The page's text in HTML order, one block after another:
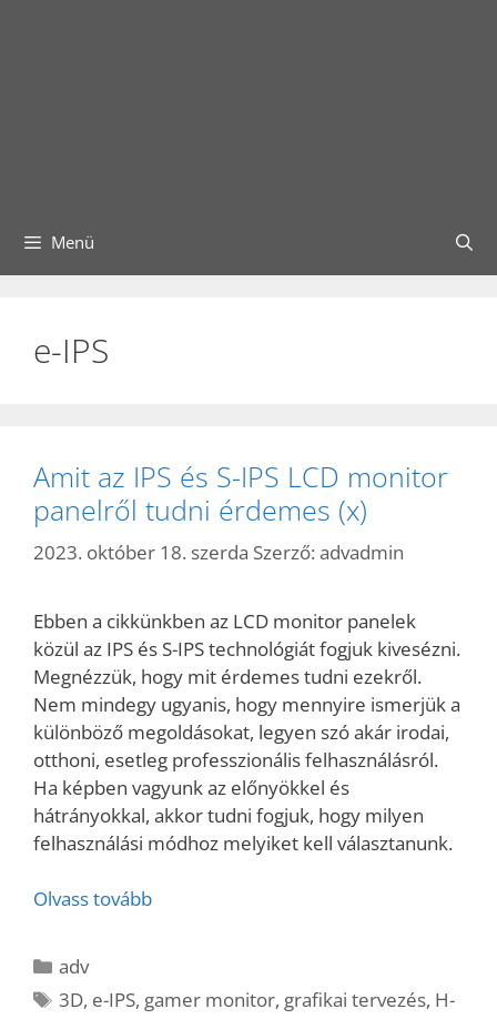
Menü
e-IPS
Amit az IPS és S-IPS LCD monitor
panelről tudni érdemes (x)
2023. október 18. szerda Szerző: advadmin
Ebben a cikkünkben az LCD monitor panelek
közül az IPS és S-IPS technológiát fogjuk kivesézni.
Megnézzük, hogy mit érdemes tudni ezekről.
Nem mindegy ugyanis, hogy mennyire ismerjük a
különböző megoldásokat, legyen szó akár irodai,
otthoni, esetleg professzionális felhasználásról.
Ha képben vagyunk az előnyökkel és
hátrányokkal, akkor tudni fogjuk, hogy milyen
felhasználási módhoz melyiket kell választanunk.
Olvass tovább
Kategória
adv
Címkék
3D, e-IPS, gamer monitor, grafikai tervezés, H-